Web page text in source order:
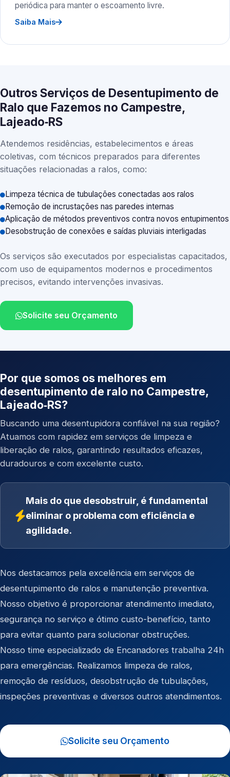
periódica para manter o escoamento livre.
Saiba Mais
Outros Serviços de Desentupimento de
Ralo que Fazemos no Campestre,
Lajeado‑RS
Atendemos residências, estabelecimentos e áreas
coletivas, com técnicos preparados para diferentes
situações relacionadas a ralos, como:
Limpeza técnica de tubulações conectadas aos ralos
Remoção de incrustações nas paredes internas
Aplicação de métodos preventivos contra novos entupimentos
Desobstrução de conexões e saídas pluviais interligadas
Os serviços são executados por especialistas capacitados,
com uso de equipamentos modernos e procedimentos
precisos, evitando intervenções invasivas.
Solicite seu Orçamento
Por que somos os melhores em
desentupimento de ralo no Campestre,
Lajeado‑RS?
Buscando uma desentupidora confiável na sua região?
Atuamos com rapidez em serviços de limpeza e
liberação de ralos, garantindo resultados eficazes,
duradouros e com excelente custo.
Mais do que desobstruir, é fundamental
eliminar o problema com eficiência e
agilidade.
Nos destacamos pela excelência em serviços de
desentupimento de ralos e manutenção preventiva.
Nosso objetivo é proporcionar atendimento imediato,
segurança no serviço e ótimo custo-benefício, tanto
para evitar quanto para solucionar obstruções.
Nosso time especializado de Encanadores trabalha 24h
para emergências. Realizamos limpeza de ralos,
remoção de resíduos, desobstrução de tubulações,
inspeções preventivas e diversos outros atendimentos.
Solicite seu Orçamento